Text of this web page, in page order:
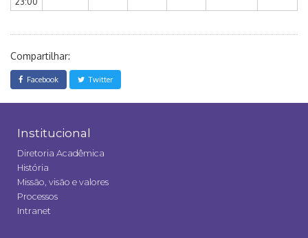
Compartilhar:
Facebook Twitter
Institucional
Diretoria Acadêmica
História
Missão, visão e valores
Processos
Intranet